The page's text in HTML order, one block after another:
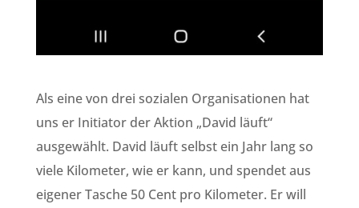
Als eine von drei sozialen Organisationen hat
uns er Initiator der Aktion „David läuft“
ausgewählt. David läuft selbst ein Jahr lang so
viele Kilometer, wie er kann, und spendet aus
eigener Tasche 50 Cent pro Kilometer. Er will